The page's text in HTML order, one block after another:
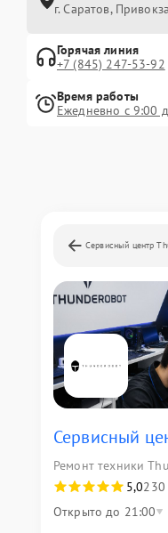
г. Саратов,
Горячая линия
+7 (845) 247-53-92
Время работы
Ежедневно с 9:00
Сервисный центр
Сервисный
Ремонт техники
5,0230
Открыто до 21:00